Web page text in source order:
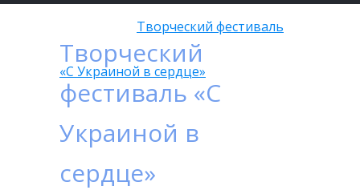
Творческий фестиваль
«С Украиной в сердце»
Творческий
фестиваль «С
Украиной в
сердце»